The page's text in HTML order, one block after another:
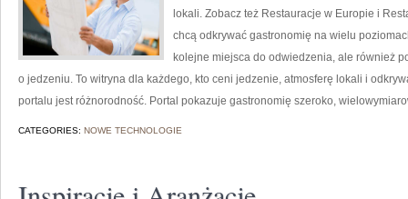
lokali. Zobacz też Restauracje w Europie i
chcą odkrywać gastronomię na wielu
kolejne miejsca do odwiedzenia, ale również
o jedzeniu. To witryna dla każdego, kto ceni jedzenie, atmosferę lokali i
portalu jest różnorodność. Portal pokazuje gastronomię szeroko,
CATEGORIES: NOWE TECHNOLOGIE